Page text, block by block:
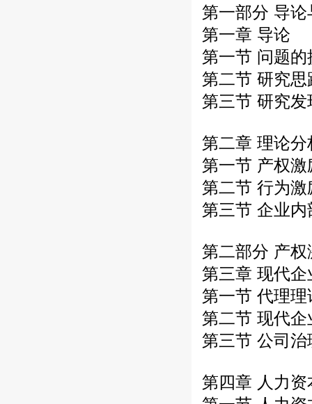
第一部分 导
第一章 导论
第一节 问题的
第二节 研究
第三节 研究
第二章 理论
第一节 产权
第二节 行为
第三节 企业
第二部分 产
第三章 现代
第一节 代理理
第二节 现代
第三节 公司
第四章 人力